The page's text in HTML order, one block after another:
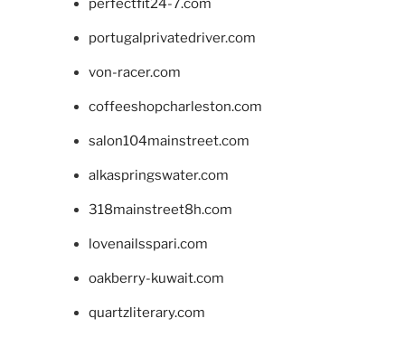
perfectfit24-7.com
portugalprivatedriver.com
von-racer.com
coffeeshopcharleston.com
salon104mainstreet.com
alkaspringswater.com
318mainstreet8h.com
lovenailsspari.com
oakberry-kuwait.com
quartzliterary.com